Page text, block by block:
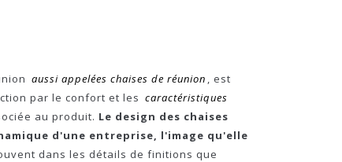
aussi appelées chaises de réunion , est
par le confort et les caractéristiques
au produit. Le design des chaises
d'une entreprise, l'image qu'elle
dans les détails de finitions que